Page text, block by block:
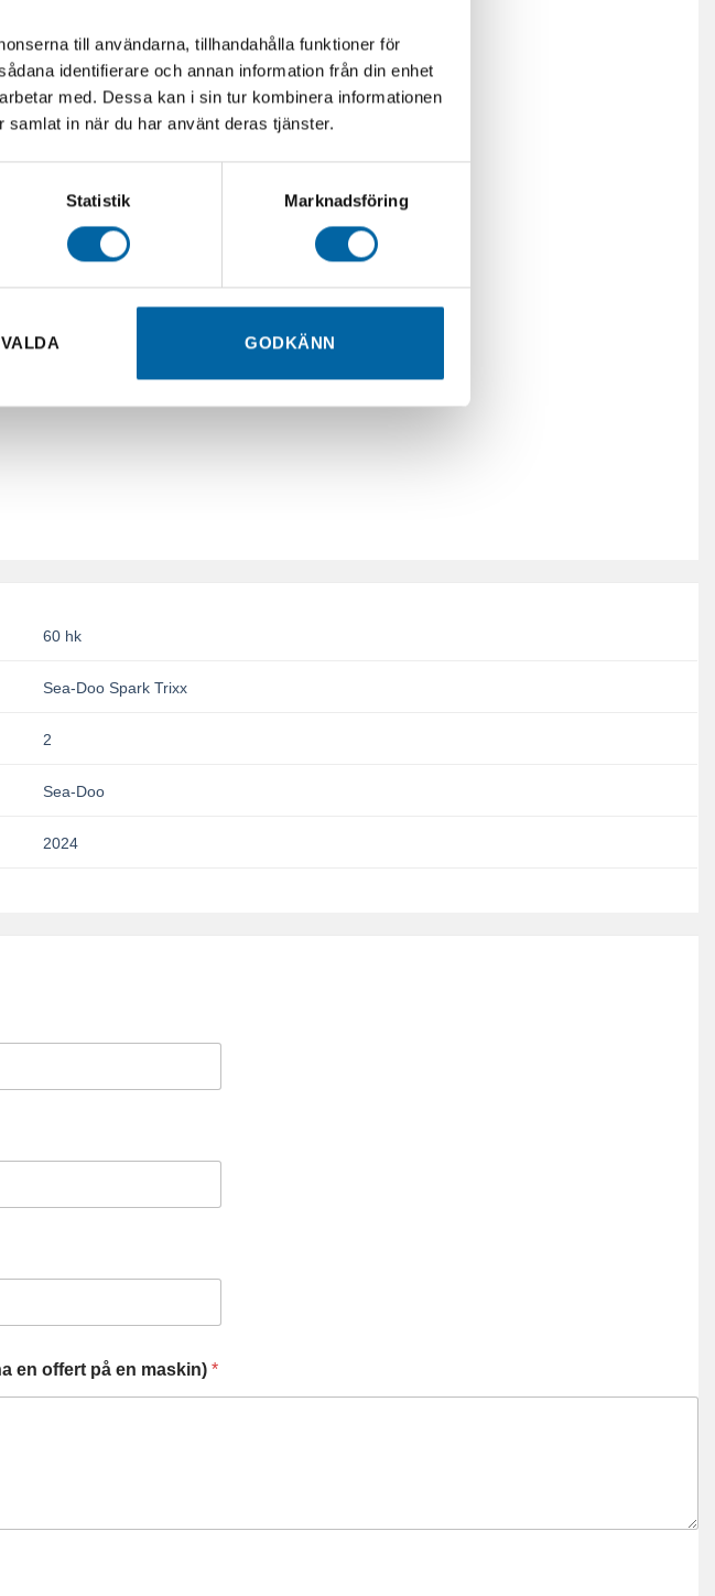
till användarna, tillhandahålla funktioner för
identifierare och annan information från din enhet
med. Dessa kan i sin tur kombinera informationen
in när du har använt deras tjänster.
Statistik Marknadsföring
GODKÄNN
60 hk
Sea-Doo Spark Trixx
2
Sea-Doo
2024
en offert på en maskin)*